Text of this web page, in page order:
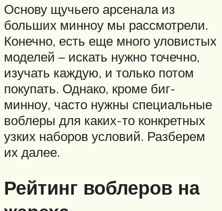
Основу щучьего арсенала из
больших минноу мы рассмотрели.
Конечно, есть еще много уловистых
моделей – искать нужно точечно,
изучать каждую, и только потом
покупать. Однако, кроме биг-
минноу, часто нужны специальные
воблеры для каких-то конкретных
узких наборов условий. Разберем
их далее.
Рейтинг воблеров на